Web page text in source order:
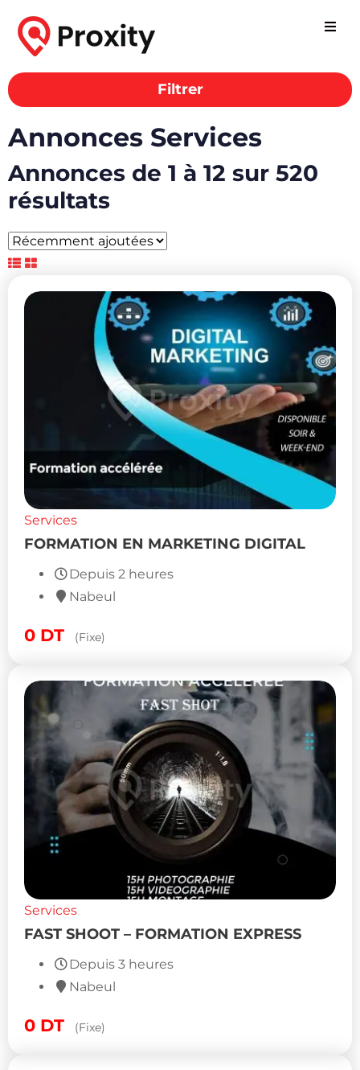
Filtrer
Annonces Services
Annonces de 1 à 12 sur 520
résultats
Services
FORMATION EN MARKETING DIGITAL
Depuis 2 heures
Nabeul
0 DT (Fixe)
Services
FAST SHOOT – FORMATION EXPRESS
Depuis 3 heures
Nabeul
0 DT (Fixe)